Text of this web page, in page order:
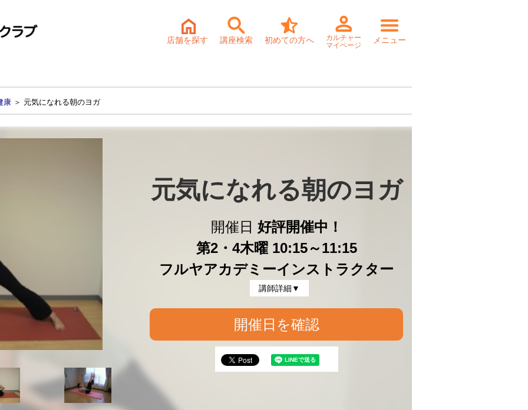
店舗を探す 講座検索 初めての方へ
カルチャー
マイページ
メニュー
康 ＞ 元気になれる朝のヨガ
元気になれる朝のヨガ
開催日 好評開催中！
第2・4木曜 10:15～11:15
フルヤアカデミーインストラクター
講師詳細▼
開催日を確認